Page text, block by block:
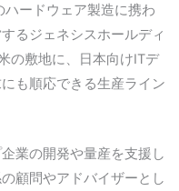
ードウェア製造に携わ
るジェネシスホールディ
の敷地に、日本向けITデ
も順応できる生産ライン
業の開発や量産を支援し
顧問やアドバイザーとし